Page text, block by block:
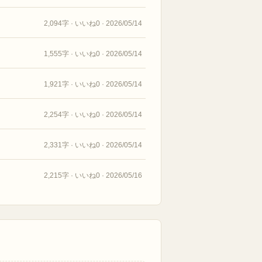
2,094字 · いいね0 · 2026/05/14
1,555字 · いいね0 · 2026/05/14
1,921字 · いいね0 · 2026/05/14
2,254字 · いいね0 · 2026/05/14
2,331字 · いいね0 · 2026/05/14
2,215字 · いいね0 · 2026/05/16